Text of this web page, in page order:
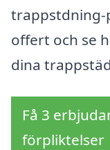
trappstdning-
offert och se
dina
Få 3
förpliktelser